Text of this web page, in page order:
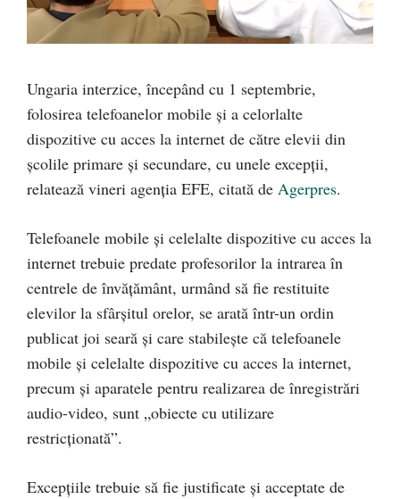
Ungaria interzice, începând cu 1 septembrie,
folosirea telefoanelor mobile şi a celorlalte
dispozitive cu acces la internet de către elevii din
şcolile primare şi secundare, cu unele excepţii,
relatează vineri agenţia EFE, citată de Agerpres.
Telefoanele mobile şi celelalte dispozitive cu acces la
internet trebuie predate profesorilor la intrarea în
centrele de învăţământ, urmând să fie restituite
elevilor la sfârşitul orelor, se arată într-un ordin
publicat joi seară şi care stabileşte că telefoanele
mobile şi celelalte dispozitive cu acces la internet,
precum şi aparatele pentru realizarea de înregistrări
audio-video, sunt „obiecte cu utilizare
restricţionată”.
Excepţiile trebuie să fie justificate şi acceptate de